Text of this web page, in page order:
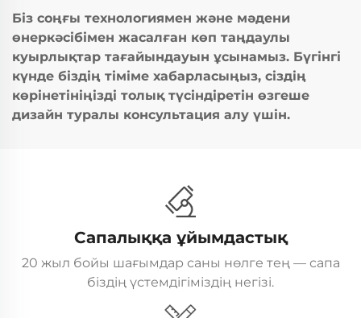
Біз соңғы технологиямен және мәдени
өнеркәсібімен жасалған көп таңдаулы
куырлықтар тағайындауын ұсынамыз. Бүгінгі
күнде біздің тіміме хабарласыңыз, сіздің
көрінетініңізді толық түсіндіретін өзгеше
дизайн туралы консультация алу үшін.
Сапалыққа ұйымдастық
20 жыл бойы шағымдар саны нөлге тең — сапа
біздің үстемдігіміздің негізі.